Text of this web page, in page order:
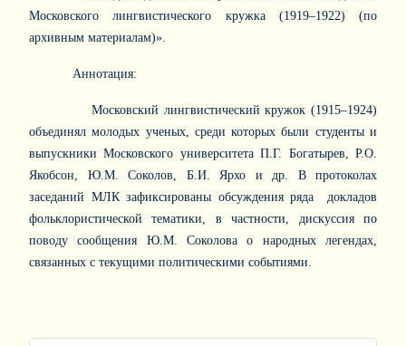
Московского лингвистического кружка (1919–1922) (по
архивным материалам)».
Аннотация:
Московский лингвистический кружок (1915–1924)
объединял молодых ученых, среди которых были студенты и
выпускники Московского университета П.Г. Богатырев, Р.О.
Якобсон, Ю.М. Соколов, Б.И. Ярхо и др. В протоколах
заседаний МЛК зафиксированы обсуждения ряда докладов
фольклористической тематики, в частности, дискуссия по
поводу сообщения Ю.М. Соколова о народных легендах,
связанных с текущими политическими событиями.